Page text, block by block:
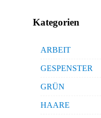
Kategorien
ARBEIT
GESPENSTER
GRÜN
HAARE